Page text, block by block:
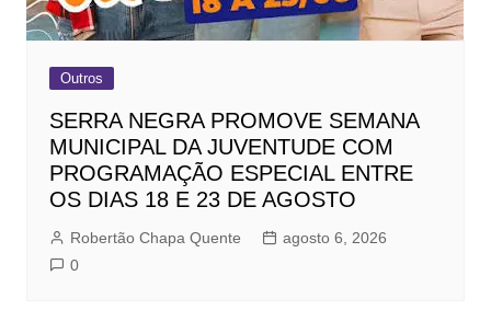
Outros
SERRA NEGRA PROMOVE SEMANA
MUNICIPAL DA JUVENTUDE COM
PROGRAMAÇÃO ESPECIAL ENTRE
OS DIAS 18 E 23 DE AGOSTO
Robertão Chapa Quente
agosto 6, 2026
0